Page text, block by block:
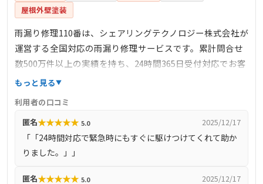
屋根外壁塗装
雨漏り修理110番は、シェアリングテクノロジー株式会社が
運営する全国対応の雨漏り修理サービスです。累計問合せ
数500万件以上の実績を持ち、24時間365日受付対応でお客
様の緊急時にも迅速に対応します。東証上場企業が運営し
は、雨漏り修理、屋根修理、屋根葺き替え、防水工事など
多岐にわたり、経験豊富な専門スタッフが対応します。杉
戸町を含む全国各地でサービスを展開しており、無料相談
窓口も設置しています。
もっと見る
利用者の口コミ
匿名★★★★★ 5.0 2025/12/17
「「24時間対応で緊急時にもすぐに駆けつけてくれて助か
りました。」」
匿名★★★★★ 5.0 2025/12/17